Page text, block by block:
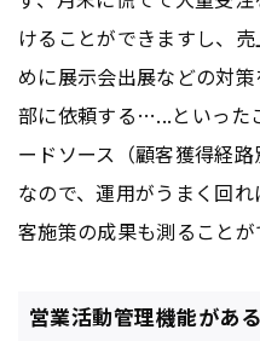
けることができますし、
めに展示会出展などの対策
部に依頼する…...といった
ードソース（顧客獲得経
なので、運用がうまく回
客施策の成果も測ることが
営業活動管理機能があ